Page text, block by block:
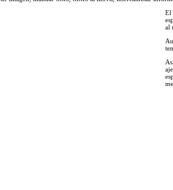
El
al